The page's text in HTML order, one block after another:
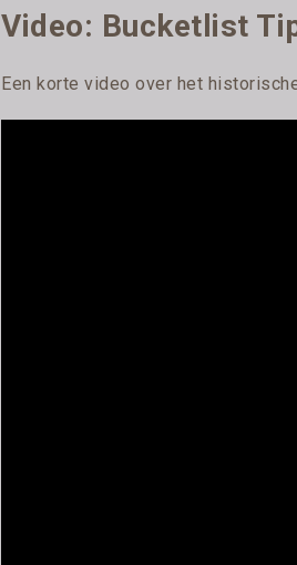
Video: Bucketlist
Een korte video over het